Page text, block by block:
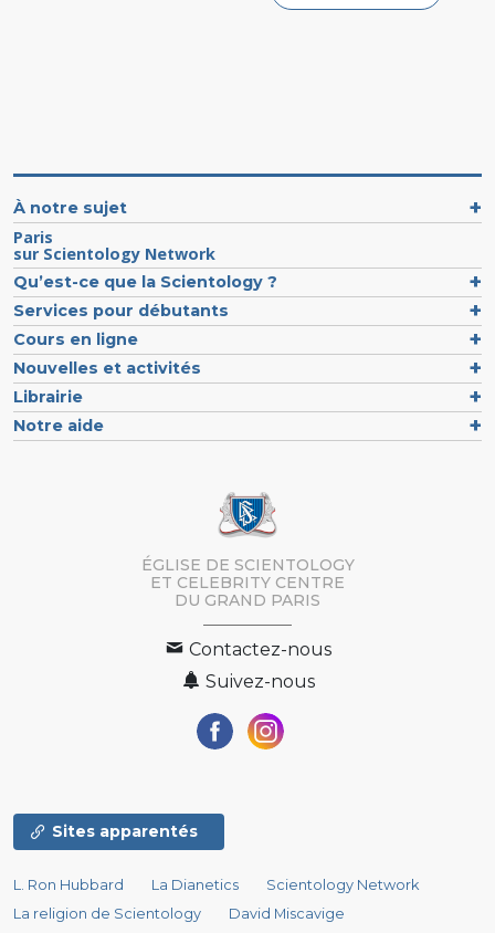
À notre sujet
Paris
sur Scientology Network
Qu’est-ce que la Scientology ?
Services pour débutants
Cours en ligne
Nouvelles et activités
Librairie
Notre aide
ÉGLISE DE SCIENTOLOGY
ET CELEBRITY CENTRE
DU GRAND PARIS
Contactez-nous
Suivez-nous
Sites apparentés
L. Ron Hubbard La Dianetics
Scientology Network
La religion de Scientology
David Miscavige